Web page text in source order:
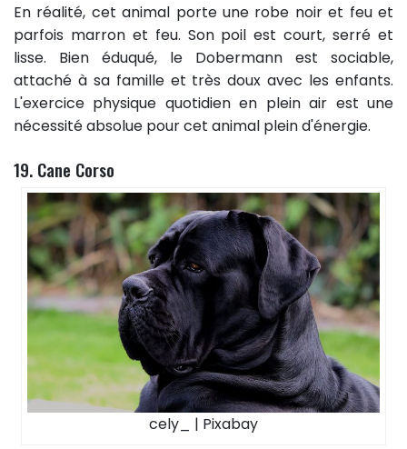
En réalité, cet animal porte une robe noir et feu et
parfois marron et feu. Son poil est court, serré et
lisse. Bien éduqué, le Dobermann est sociable,
attaché à sa famille et très doux avec les enfants.
L'exercice physique quotidien en plein air est une
nécessité absolue pour cet animal plein d'énergie.
19. Cane Corso
cely_ | Pixabay